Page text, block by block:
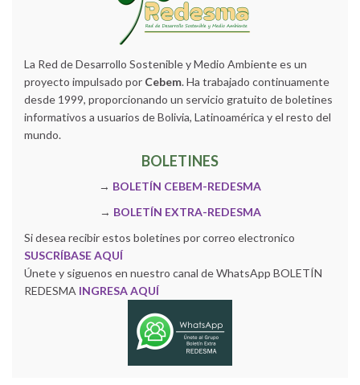
La Red de Desarrollo Sostenible y Medio Ambiente es un
proyecto impulsado por Cebem. Ha trabajado continuamente
desde 1999, proporcionando un servicio gratuito de boletines
informativos a usuarios de Bolivia, Latinoamérica y el resto del
mundo.
BOLETINES
→ BOLETÍN CEBEM-REDESMA
→ BOLETÍN EXTRA-REDESMA
Si desea recibir estos boletines por correo electronico
SUSCRÍBASE AQUÍ
Únete y siguenos en nuestro canal de WhatsApp BOLETÍN
REDESMA INGRESA AQUÍ